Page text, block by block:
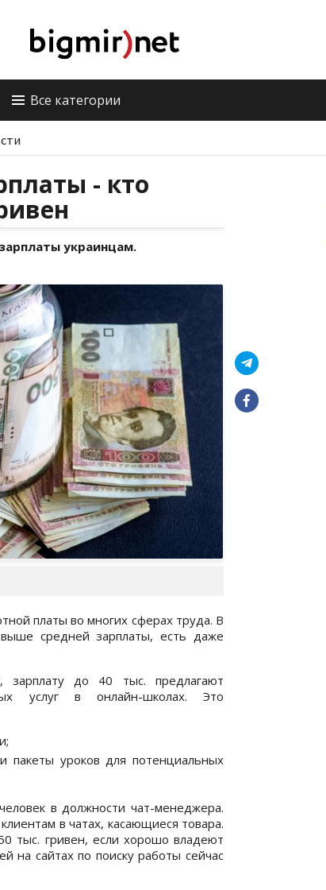
Все категории
- кто
украинцам.
платы во многих сферах труда. В
средней зарплаты, есть даже
зарплату до 40 тыс. предлагают
услуг в онлайн-школах. Это
пакеты уроков для потенциальных
в должности чат-менеджера.
в чатах, касающиеся товара.
тыс. гривен, если хорошо владеют
на сайтах по поиску работы сейчас